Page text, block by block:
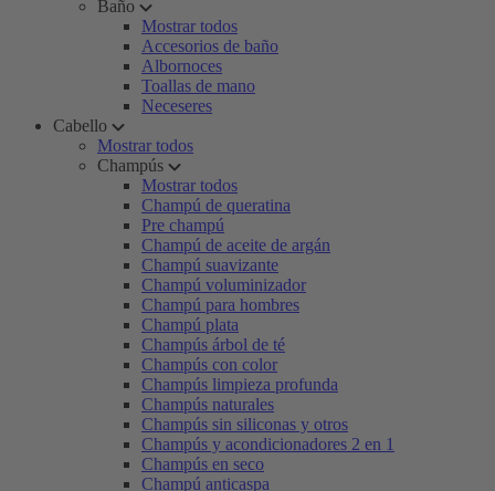
Baño
Mostrar todos
Accesorios de baño
Albornoces
Toallas de mano
Neceseres
Cabello
Mostrar todos
Champús
Mostrar todos
Champú de queratina
Pre champú
Champú de aceite de argán
Champú suavizante
Champú voluminizador
Champú para hombres
Champú plata
Champús árbol de té
Champús con color
Champús limpieza profunda
Champús naturales
Champús sin siliconas y otros
Champús y acondicionadores 2 en 1
Champús en seco
Champú anticaspa